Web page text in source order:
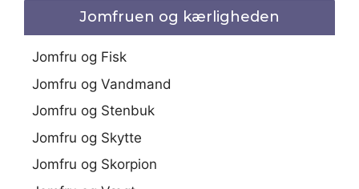
Jomfruen og kærligheden
Jomfru og Fisk
Jomfru og Vandmand
Jomfru og Stenbuk
Jomfru og Skytte
Jomfru og Skorpion